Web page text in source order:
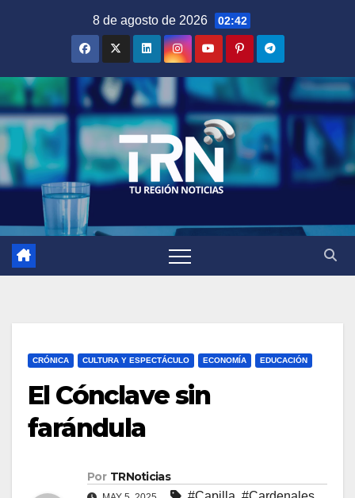
8 de agosto de 2026 02:42
CRÓNICA CULTURA Y ESPECTÁCULO ECONOMÍA EDUCACIÓN
El Cónclave sin
farándula
Por TRNoticias